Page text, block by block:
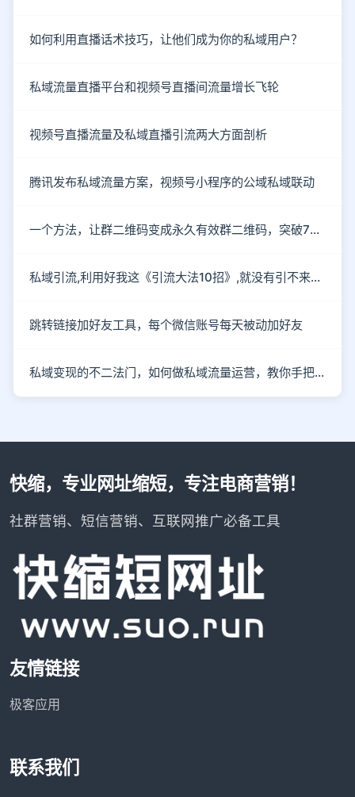
如何利用直播话术技巧，让他们成为你的私域用户？
私域流量直播平台和视频号直播间流量增长飞轮
视频号直播流量及私域直播引流两大方面剖析
腾讯发布私域流量方案，视频号小程序的公域私域联动
一个方法，让群二维码变成永久有效群二维码，突破7天的限制
私域引流,利用好我这《引流大法10招》,就没有引不来的流量!
跳转链接加好友工具，每个微信账号每天被动加好友
私域变现的不二法门，如何做私域流量运营，教你手把手入行
快缩，专业网址缩短，专注电商营销！
社群营销、短信营销、互联网推广必备工具
友情链接
极客应用
联系我们